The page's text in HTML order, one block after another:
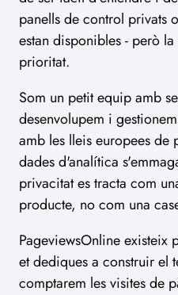
panells de control privats
estan disponibles - però
prioritat.
Som un petit equip amb
desenvolupem i
amb les lleis europees de
dades d'analítica
privacitat es tracta com
producte, no com una
PageviewsOnline existeix
et dediques a construir el
comptarem les visites de